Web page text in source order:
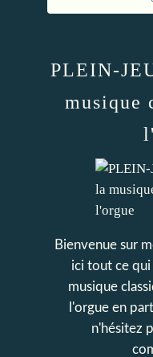
PLEIN-
musique
Bienvenue sur
ici tout ce
musique
l'orgue en
n'hésitez